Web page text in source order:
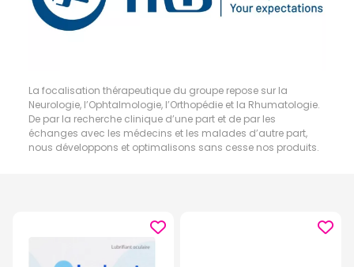
La focalisation thérapeutique du groupe repose sur la
Neurologie, l’Ophtalmologie, l’Orthopédie et la Rhumatologie.
De par la recherche clinique d’une part et de par les
échanges avec les médecins et les malades d’autre part,
nous développons et optimalisons sans cesse nos produits.